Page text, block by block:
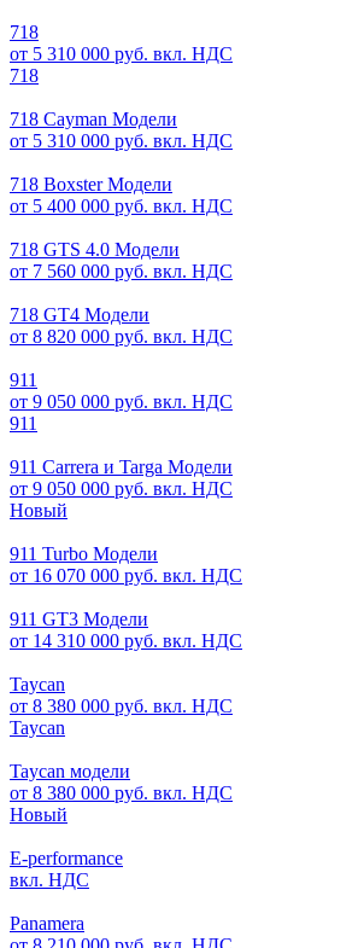
718
от 5 310 000 руб. вкл. НДС
718
718 Cayman Модели
от 5 310 000 руб. вкл. НДС
718 Boxster Модели
от 5 400 000 руб. вкл. НДС
718 GTS 4.0 Модели
от 7 560 000 руб. вкл. НДС
718 GT4 Модели
от 8 820 000 руб. вкл. НДС
911
от 9 050 000 руб. вкл. НДС
911
911 Carrera и Targa Модели
от 9 050 000 руб. вкл. НДС
Новый
911 Turbo Модели
от 16 070 000 руб. вкл. НДС
911 GT3 Модели
от 14 310 000 руб. вкл. НДС
Taycan
от 8 380 000 руб. вкл. НДС
Taycan
Taycan модели
от 8 380 000 руб. вкл. НДС
Новый
E-performance
вкл. НДС
Panamera